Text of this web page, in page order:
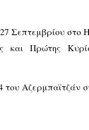
Σεπτεμβρίου στο
και Πρώτης
του Αζερμπαϊτζάν